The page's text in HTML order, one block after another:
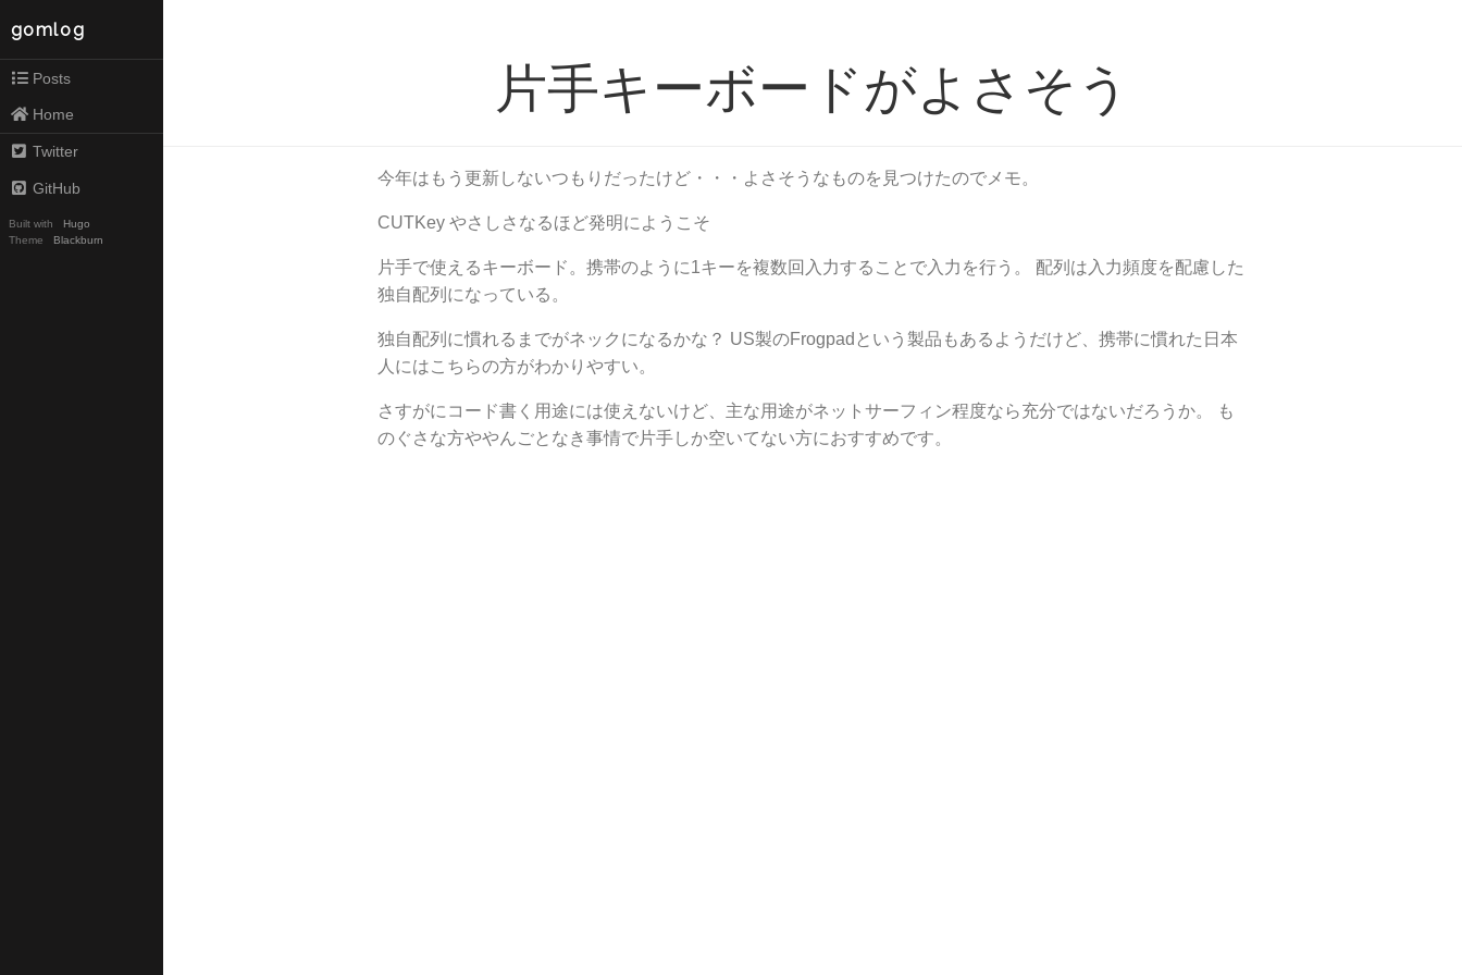
gomlog
Posts
Home
Twitter
GitHub
Built with
Hugo
Theme
Blackburn
片手キーボードがよさそう
今年はもう更新しないつもりだったけど・・・よさそうなものを見つけたのでメモ。
CUTKey やさしさなるほど発明にようこそ
片手で使えるキーボード。携帯のように1キーを複数回入力することで入力を行う。 配列は入力頻度を配慮した
独自配列になっている。
独自配列に慣れるまでがネックになるかな？ US製のFrogpadという製品もあるようだけど、携帯に慣れた日本
人にはこちらの方がわかりやすい。
さすがにコード書く用途には使えないけど、主な用途がネットサーフィン程度なら充分ではないだろうか。 も
のぐさな方ややんごとなき事情で片手しか空いてない方におすすめです。